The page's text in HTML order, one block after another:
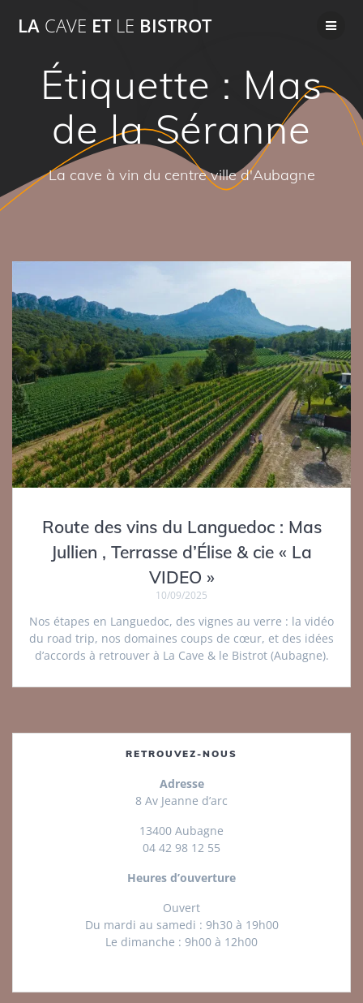
au
LA CAVE ET LE BISTROT
Étiquette : Mas
de la Séranne
La cave à vin du centre ville d'Aubagne
Route des vins du Languedoc : Mas
Jullien , Terrasse d’Élise & cie « La
VIDEO »
10/09/2025
Nos étapes en Languedoc, des vignes au verre : la vidéo
du road trip, nos domaines coups de cœur, et des idées
d’accords à retrouver à La Cave & le Bistrot (Aubagne).
RETROUVEZ-NOUS
Adresse
8 Av Jeanne d’arc
13400 Aubagne
04 42 98 12 55
Heures d’ouverture
Ouvert
Du mardi au samedi : 9h30 à 19h00
Le dimanche : 9h00 à 12h00